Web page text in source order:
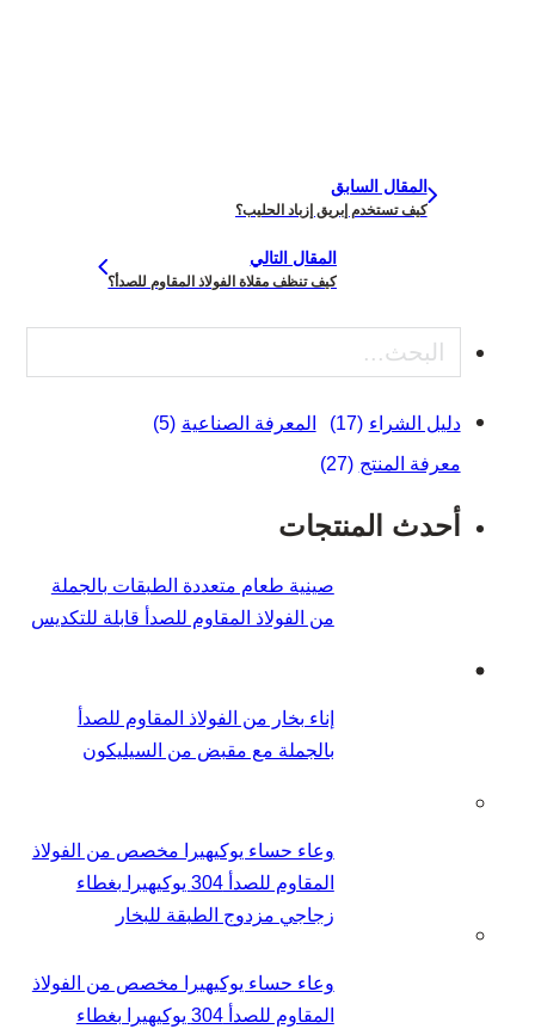
المقال السابق
كيف تستخدم إبريق إزباد الحليب؟
المقال التالي
كيف تنظف مقلاة الفولاذ المقاوم للصدأ؟
بحث
دليل الشراء (17) المعرفة الصناعية (5)
معرفة المنتج (27)
أحدث المنتجات
صينية طعام متعددة الطبقات بالجملة
من الفولاذ المقاوم للصدأ قابلة للتكديس
إناء بخار من الفولاذ المقاوم للصدأ
بالجملة مع مقبض من السيليكون
وعاء حساء يوكيهيرا مخصص من الفولاذ
المقاوم للصدأ 304 يوكيهيرا بغطاء
زجاجي مزدوج الطبقة للبخار
وعاء حساء يوكيهيرا مخصص من الفولاذ
المقاوم للصدأ 304 يوكيهيرا بغطاء